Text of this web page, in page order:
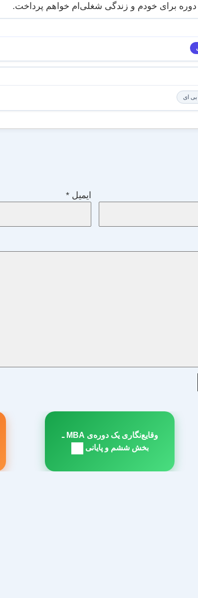
دوره برای خودم و زندگی شغلی‌ام خواهم پرداخت.
بی ای
ایمیل*
راهبری
مطلب
وقایع‌نگاری یک دوره‌ی MBA ـ
بخش ششم و پایانی